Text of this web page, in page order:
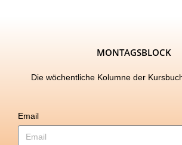
MONTAGSBLOCK
Die wöchentliche Kolumne der
Email